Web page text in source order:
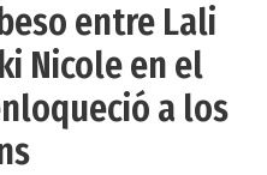
entre Lali
Nicole en el
a los